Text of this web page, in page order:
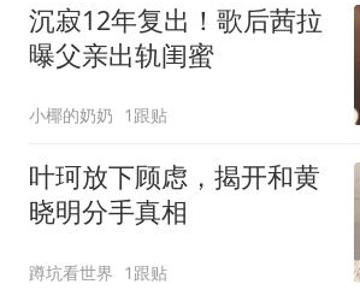
沉寂12年复出！歌后茜拉
曝父亲出轨闺蜜
小椰的奶奶 1跟贴
叶珂放下顾虑，揭开和黄
晓明分手真相
蹲坑看世界 1跟贴